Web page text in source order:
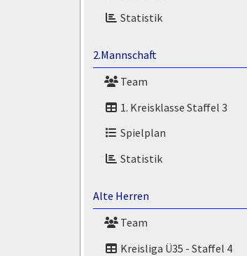
Statistik
2.Mannschaft
Team
1. Kreisklasse Staffel 3
Spielplan
Statistik
Alte Herren
Team
Kreisliga Ü35 - Staffel 4